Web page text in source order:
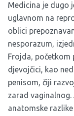
Medicina je dugo
uglavnom na
oblici
nesporazum,
Frojda, početkom
djevojčici, kao
penisom, čiji
zarad
anatomske